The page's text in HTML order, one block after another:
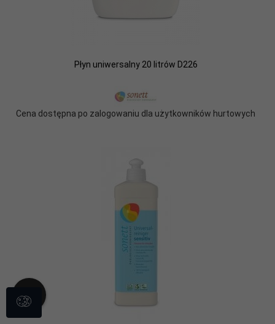
Płyn uniwersalny 20 litrów D226
Cena dostępna po zalogowaniu dla użytkowników hurtowych